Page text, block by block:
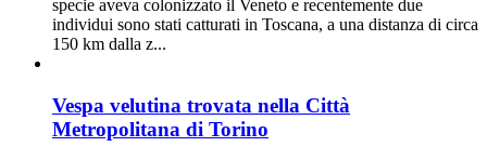
specie aveva colonizzato il Veneto e recentemente due
individui sono stati catturati in Toscana, a una distanza di circa
150 km dalla z...
Vespa velutina trovata nella Città
Metropolitana di Torino